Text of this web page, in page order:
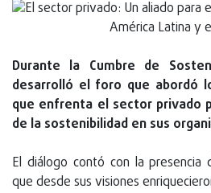
Durante la Cumbre de
desarrolló el foro que abordó
que enfrenta el sector privado
de la sostenibilidad en sus
El diálogo contó con la presencia
que desde sus visiones